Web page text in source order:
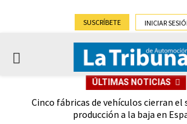
SUSCRÍBETE INICIAR
PRIMARY
ÚLTIMAS NOTICIAS
Cinco fábricas de vehículos cierran el
producción a la baja en